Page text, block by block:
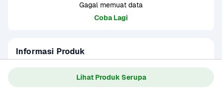
Lihat Produk Serupa
Gagal memuat data
Coba Lagi
Informasi Produk
Roti tawar gandum yang terbuat dari tepung gandum
pilihan dan diproses dengan standar kualitas teknologi
Jepang. Teksturnya sangat lembut dan berserat tinggi.